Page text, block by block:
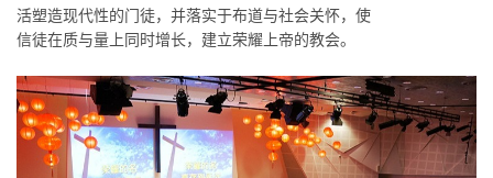
活塑造现代性的门徒，并落实于布道与社会关怀，使
信徒在质与量上同时增长，建立荣耀上帝的教会。